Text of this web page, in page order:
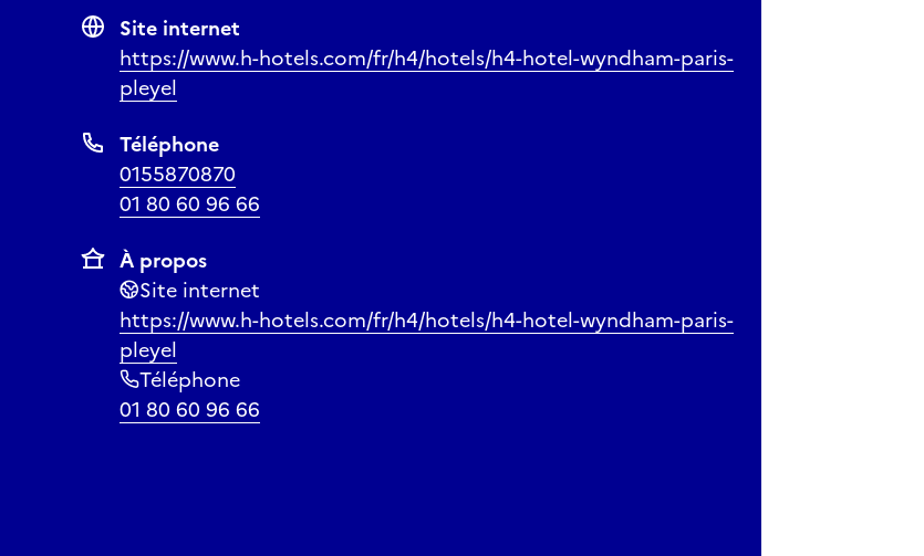
Site internet
https://www.h-hotels.com/fr/h4/hotels/h4-hotel-wyndham-paris-
pleyel
Téléphone
0155870870
01 80 60 96 66
À propos
Site internet
https://www.h-hotels.com/fr/h4/hotels/h4-hotel-wyndham-paris-
pleyel
Téléphone
01 80 60 96 66